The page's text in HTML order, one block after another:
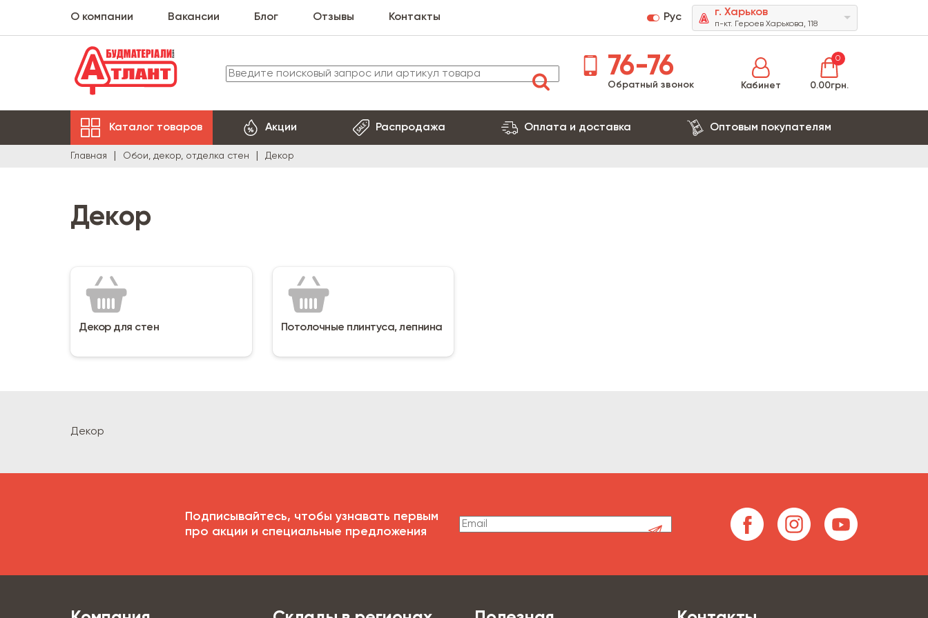
О компании Вакансии Блог Отзывы Контакты Рус г. Харьков
п-кт. Героев Харькова, 118
76-76
Обратный звонок Кабинет
0
0.00грн.
Каталог товаров Акции Распродажа Оплата и доставка Оптовым покупателям
Главная Обои, декор, отделка стен Декор
Декор
Декор для стен Потолочные плинтуса, лепнина
Декор
Подписывайтесь, чтобы узнавать первым
про акции и специальные предложения